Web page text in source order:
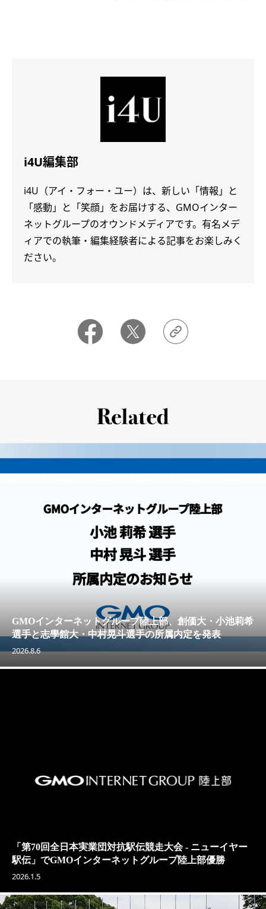
i4U編集部
i4U（アイ・フォー・ユー）は、新しい「情報」と
「感動」と「笑顔」をお届けする、GMOインター
ネットグループのオウンドメディアです。有名メデ
ィアでの執筆・編集経験者による記事をお楽しみく
ださい。
GMOインターネットグループ陸上部、創価大・小池莉希
選手と志學館大・中村晃斗選手の所属内定を発表
2026.8.6
「第70回全日本実業団対抗駅伝競走大会 - ニューイヤー
駅伝」でGMOインターネットグループ陸上部優勝
2026.1.5